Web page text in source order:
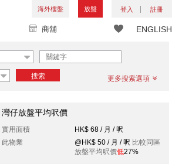
海外樓盤 放盤 登入 註冊
ENGLISH
商舖
搜索 更多搜索選項
灣仔放盤平均呎價
實用面積
HK$ 68 / 月 / 呎
此物業
@HK$ 50 / 月 / 呎 比較同區
放盤平均呎價低27%